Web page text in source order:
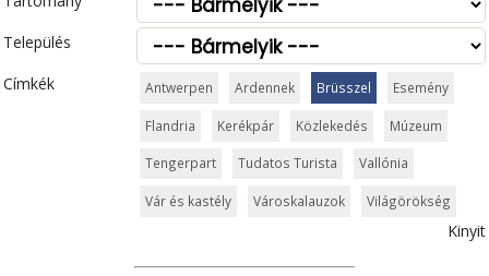
Település
Címkék
Antwerpen Ardennek Brüsszel Esemény
Flandria Kerékpár Közlekedés Múzeum
Tengerpart Tudatos Turista Vallónia
Vár és kastély Városkalauzok Világörökség
Kinyit